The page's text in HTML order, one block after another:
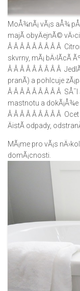
MoÅ¾nÃ¡ vÃ¡s aÅ¾
majÃ­ obyÄejnÃ©
Â·Â Â Â Â Â Â Â Â
skvrny, mÃ¡ bÄ›lÃ­cÃ­
Â·Â Â Â Â Â Â Â Â
pranÃ­) a pohlcuje
Â·Â Â Â Â Â Â Â Â
mastnotu a
Â·Â Â Â Â Â Â Â Â
ÄistÃ­ odpady,
MÃ¡me pro vÃ¡s
domÃ¡cnosti.